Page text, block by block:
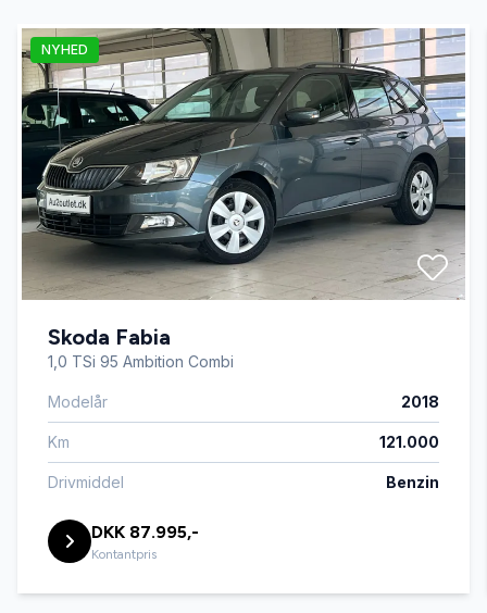
Automatgear
Automatisk lys
Automatisk nødbremse
AUX tilslutning
Bakkamera
Digitalt cockpit
Dæktryksystem
El-klapbare sidespejle med varme
NYHED
Skoda Fabia
1,0 TSi 95 Ambition Combi
Modelår 2018
Km 121.000
Drivmiddel Benzin
DKK 87.995,-
Kontantpris